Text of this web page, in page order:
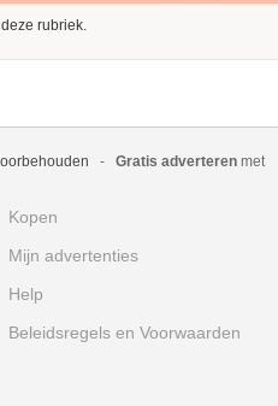
rubriek.
- Gratis adverteren met
Kopen
Mijn advertenties
Help
Beleidsregels en Voorwaarden